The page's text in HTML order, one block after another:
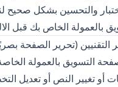
3 أشهر، يمكنك الإطلاق والاختبار والتحسين بشكل
التقنيين (تحرير الصفحة
التسويق بالعمولة